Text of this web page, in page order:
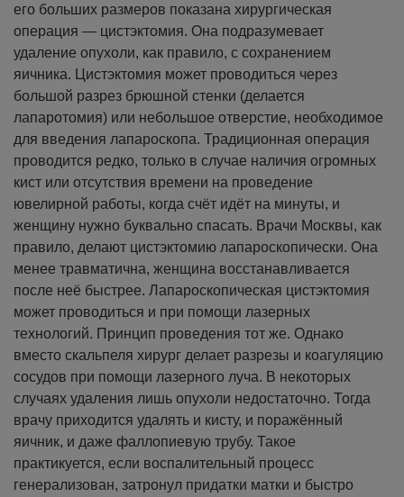
его больших размеров показана хирургическая
операция — цистэктомия. Она подразумевает
удаление опухоли, как правило, с сохранением
яичника. Цистэктомия может проводиться через
большой разрез брюшной стенки (делается
лапаротомия) или небольшое отверстие, необходимое
для введения лапароскопа. Традиционная операция
проводится редко, только в случае наличия огромных
кист или отсутствия времени на проведение
ювелирной работы, когда счёт идёт на минуты, и
женщину нужно буквально спасать. Врачи Москвы, как
правило, делают цистэктомию лапароскопически. Она
менее травматична, женщина восстанавливается
после неё быстрее. Лапароскопическая цистэктомия
может проводиться и при помощи лазерных
технологий. Принцип проведения тот же. Однако
вместо скальпеля хирург делает разрезы и коагуляцию
сосудов при помощи лазерного луча. В некоторых
случаях удаления лишь опухоли недостаточно. Тогда
врачу приходится удалять и кисту, и поражённый
яичник, и даже фаллопиевую трубу. Такое
практикуется, если воспалительный процесс
генерализован, затронул придатки матки и быстро